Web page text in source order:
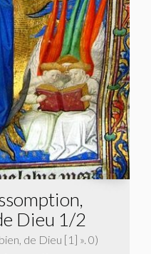
Dieu 1/2
de Dieu [1] ». 0)